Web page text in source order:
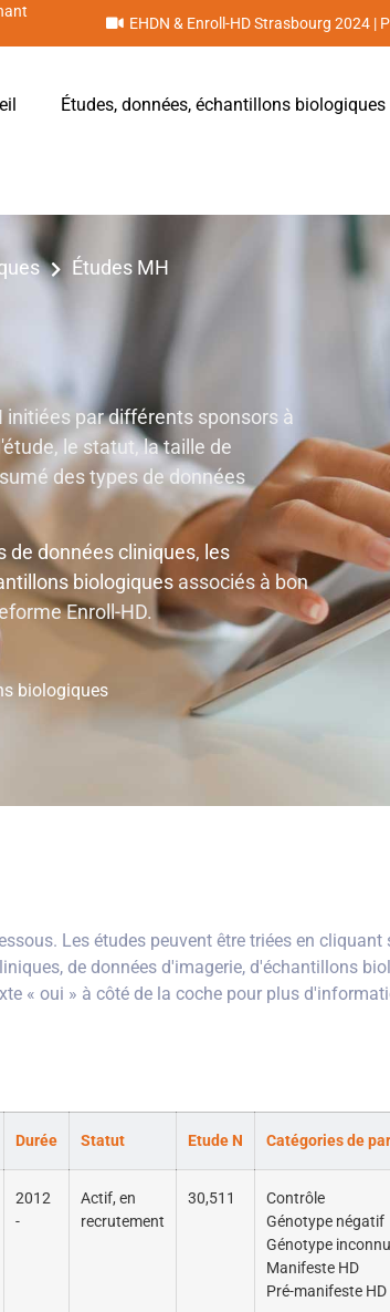
EHDN & Enroll-HD Strasbourg 2024 |
Études, données, échantillons biologiques
Études MH
par différents sponsors à
le statut, la taille de
des types de données
de données cliniques, les
biologiques associés à bon
Enroll-HD.
biologiques
Les études peuvent être triées en
de données d'imagerie, d'échantillons
« oui » à côté de la coche pour plus
Durée Statut Etude N Catégories de
2012
-
Actif, en
recrutement
30,511
Contrôle
Génotype négatif
Génotype inconnu
Manifeste HD
Pré-manifeste HD